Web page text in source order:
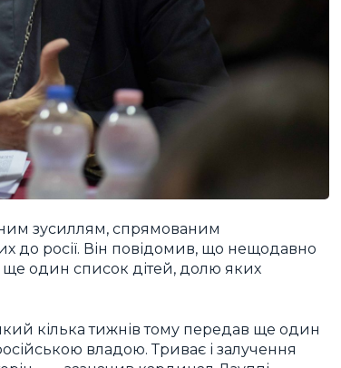
зусиллям, спрямованим
до росії. Він повідомив, що нещодавно
один список дітей, долю яких
кілька тижнів тому передав ще один
владою. Триває і залучення